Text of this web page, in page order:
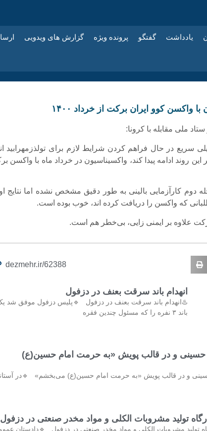
یادداشت گفتگو پرونده ویژه گزارش های ویدویی
با واکسن کوو ایران برکت از خرداد ۱۴۰۰
ملی مقابله با کرونا:
سریع در حال فراهم کردن شرایط لازم برای تولذزمهرابید
روند ادامه پیدا کند، واکسیناسیون در خرداد ماه با واکسن
دوم کارآزمایی بالینی به طور دقیق مشخص نشده اما نتایج
که واکسن را دریافت کرده اند، خوب بوده است.
علاوه بر ایمنی زایی، بی‌خطر هم است.
dezmehr.ir/62388
انهدام باند سرقت بعنف در دزفول
♨️انهدام باند سرقت بعنف در دزفول 🔹پلیس دزفول موفق شد
باند ۳ نفره را که مسئول چندین فقره
حسینی و در قالب پویش «به حرمت امام حسین(ع)
و در قالب پویش «به حرمت امام حسین(ع) می‌بخشم» 🔹در
تولید مشروبات الکلی و مواد مخدر صنعتی در دزفول
تولید مشروبات الکلی و مواد مخدر صنعتی در دزفول 🔹دادستان